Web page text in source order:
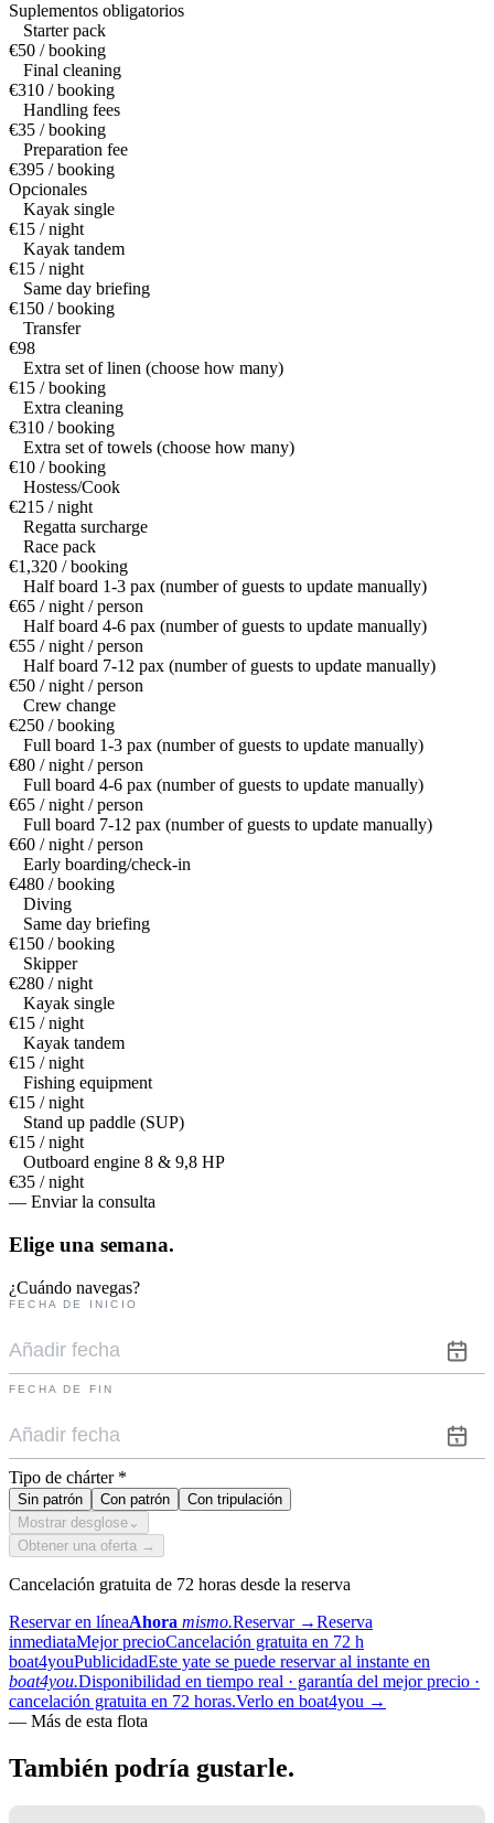
Suplementos obligatorios
Starter pack
€50 / booking
Final cleaning
€310 / booking
Handling fees
€35 / booking
Preparation fee
€395 / booking
Opcionales
Kayak single
€15 / night
Kayak tandem
€15 / night
Same day briefing
€150 / booking
Transfer
€98
Extra set of linen (choose how many)
€15 / booking
Extra cleaning
€310 / booking
Extra set of towels (choose how many)
€10 / booking
Hostess/Cook
€215 / night
Regatta surcharge
Race pack
€1,320 / booking
Half board 1-3 pax (number of guests to update manually)
€65 / night / person
Half board 4-6 pax (number of guests to update manually)
€55 / night / person
Half board 7-12 pax (number of guests to update manually)
€50 / night / person
Crew change
€250 / booking
Full board 1-3 pax (number of guests to update manually)
€80 / night / person
Full board 4-6 pax (number of guests to update manually)
€65 / night / person
Full board 7-12 pax (number of guests to update manually)
€60 / night / person
Early boarding/check-in
€480 / booking
Diving
Same day briefing
€150 / booking
Skipper
€280 / night
Kayak single
€15 / night
Kayak tandem
€15 / night
Fishing equipment
€15 / night
Stand up paddle (SUP)
€15 / night
Outboard engine 8 & 9,8 HP
€35 / night
— Enviar la consulta
Elige una semana.
¿Cuándo navegas?
FECHA DE INICIO
FECHA DE FIN
Tipo de chárter *
Sin patrón Con patrón
Con tripulación
Mostrar desglose ⌄
Obtener una oferta →
Cancelación gratuita de 72 horas desde la reserva
Reservar en líneaAhora mismo.Reservar →Reserva
inmediataMejor precioCancelación gratuita en 72 h
boat4youPublicidadEste yate se puede reservar al instante en
boat4you.Disponibilidad en tiempo real · garantía del mejor precio ·
cancelación gratuita en 72 horas.Verlo en boat4you →
— Más de esta flota
También podría gustarle.